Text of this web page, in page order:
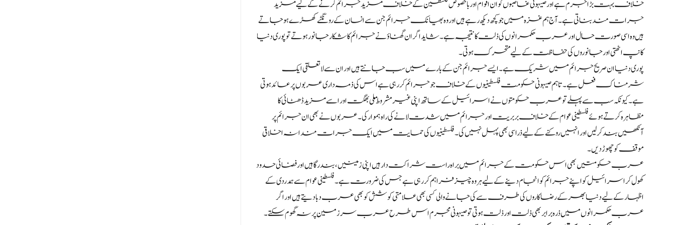
خلاف بہت بڑا جرم ہے اور صیہونی غاصبوں کو ان اقوام اور بالخصوص فلسطین کے خلاف مزید جرائم کرنے کے لیے مزید
جرات مند بناتی ہے۔ آج ہم غزہ میں جو کچھ دیکھ رہے ہیں اور وہ بھیانک جرائم جن سے انسان کے رونگٹے کھڑے ہو جاتے
ہیں وہ اسی صورت حال اور عرب حکمرانوں کی ذلت کا نتیجہ ہے۔ شاید اگر ان گھناؤنے جرائم کا شکار جانور ہوتے تو پوری دنیا
کانپ اٹھتی اور جانوروں کی حفاظت کے لیے متحرک ہوتی۔
پوری دنیا ان صریح جرائم میں شریک ہے۔ ایسے جرائم جن کے بارے میں سب جانتے ہیں اور ان سے لاتعلقی ایک
شرمناک فعل ہے۔ تاہم صیہونی حکومت فلسطینیوں کے خلاف جو جرائم کر رہی ہے اس کی ذمہ داری عربوں پر عائد ہوتی
ہے۔ کیونکہ سب سے پہلے تو عرب حکومتوں نے اسرائیل کے ساتھ اپنی غیر مشروط ملی بھگت اور اسے مزید ڈھٹائی کا
مظاہرہ کرتے ہوئے فلسطینی عوام کے خلاف بربریت اور جرائم میں شدت لانے کی راہ ہموار کی۔ عربوں نے بھی ان جرائم پر
آنکھیں بند کر لیں اور انہیں روکنے کے لیے ذرا سی بھی پہل نہیں کی۔ فلسطینیوں کی حمایت میں ایک جرات مندانہ اخلاقی
موقف کو چھوڑ دیں۔
عرب حکومتیں بھی اس حکومت کے جرائم میں براہ راست شراکت دار ہیں اپنی زمینیں، بندرگاہیں اور فضائی حدود
کھول کر اسرائیل کو اپنے جرائم کو انجام دینے کے لیے ہر وہ چیز فراہم کر رہی ہے جس کی ضرورت ہے۔ فلسطینی عوام سے ہمدردی کے
اظہار کے لیے دنیا بھر کے رضاکاروں کی طرف سے کی جانے والی کسی بھی علامتی کوشش کو بھی عرب دبا دیتے ہیں اور اگر
عرب حکمرانوں میں ذرہ برابر بھی ذلت اور ذلت ہوتی تو صیہونی مجرم اس طرح عرب سرزمین پر نہ گھوم سکتے۔